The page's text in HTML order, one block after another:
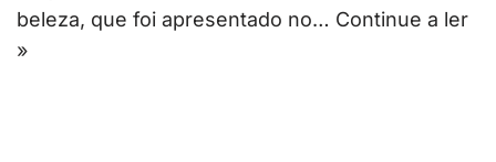
beleza, que foi apresentado no… Continue a ler
»